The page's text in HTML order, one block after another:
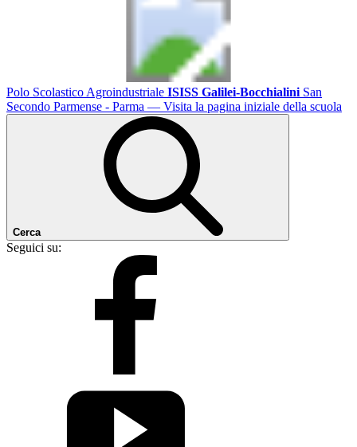
Polo Scolastico Agroindustriale ISISS Galilei-Bocchialini San
Secondo Parmense - Parma — Visita la pagina iniziale della scuola
Cerca
Seguici su: